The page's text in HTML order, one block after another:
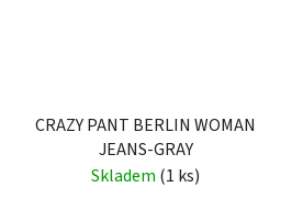
CRAZY PANT BERLIN WOMAN
JEANS-GRAY
Skladem (1 ks)